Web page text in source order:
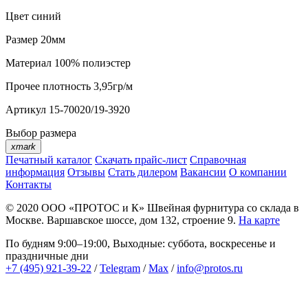
Цвет синий
Размер 20мм
Материал 100% полиэстер
Прочее плотность 3,95гр/м
Артикул 15-70020/19-3920
Выбор размера
xmark
Печатный каталог Скачать прайс-лист Справочная
информация Отзывы Стать дилером Вакансии О компании
Контакты
© 2020 ООО «ПРОТОС и К» Швейная фурнитура со склада в
Москве. Варшавское шоссе, дом 132, строение 9. На карте
По будням 9:00–19:00, Выходные: суббота, воскресенье и
праздничные дни
+7 (495) 921-39-22 /Telegram /Max /info@protos.ru